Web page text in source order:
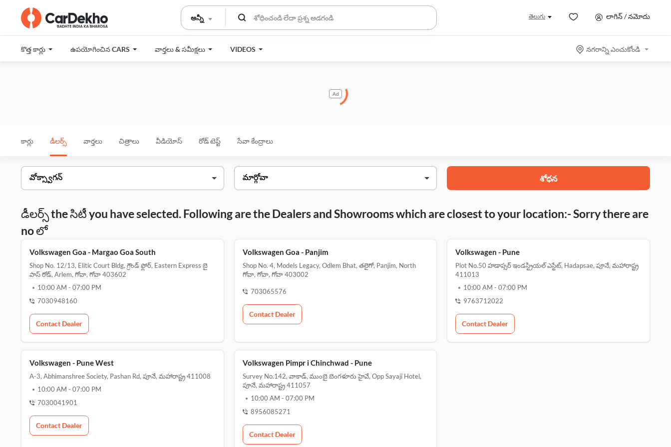
అన్నీ తెలుగు లాగిన్ / నమోదు
కొత్త కార్లు ఉపయోగించిన CARS వార్తలు & సమీక్షలు VIDEOS నగరాన్ని ఎంచుకోండి
Ad
కార్లు డీలర్స్ వార్తలు చిత్రాలు వీడియోస్ రోడ్ టెస్ట్ సేవా కేంద్రాలు
శోధన
డీలర్స్ the సిటీ you have selected. Following are the Dealers and Showrooms which are closest to your location:- Sorry there are
no లో
Volkswagen Goa - Margao Goa South
Shop No. 12/13, Elitic Court Bldg, గ్రౌండ్ ఫ్లోర్, Eastern Express బై
పాస్ రోడ్, Arlem, గోవా, గోవా 403602
10:00 AM - 07:00 PM
7030948160
Contact Dealer
Volkswagen Goa - Panjim
Shop No. 4, Models Legacy, Odlem Bhat, తలైగో, Panjim, North
గోవా, గోవా, గోవా 403002
703065576
Contact Dealer
Volkswagen - Pune
Plot No.50 హడాప్సర్ ఇండస్ట్రియల్ ఎస్టేట్, Hadapsae, పూనే, మహారాష్ట్ర
411013
10:00 AM -07:00 PM
9763712022
Contact Dealer
Volkswagen - Pune West
A-3, Abhimanshree Society, Pashan Rd, పూనే, మహారాష్ట్ర 411008
10:00 AM - 07:00 PM
7030041901
Contact Dealer
Volkswagen Pimpr i Chinchwad - Pune
Survey No.142, వాకాడ్, ముంబై బెంగళూరు హైవే, Opp Sayaji Hotel,
పూనే, మహారాష్ట్ర 411057
10:00 AM - 07:00 PM
8956085271
Contact Dealer